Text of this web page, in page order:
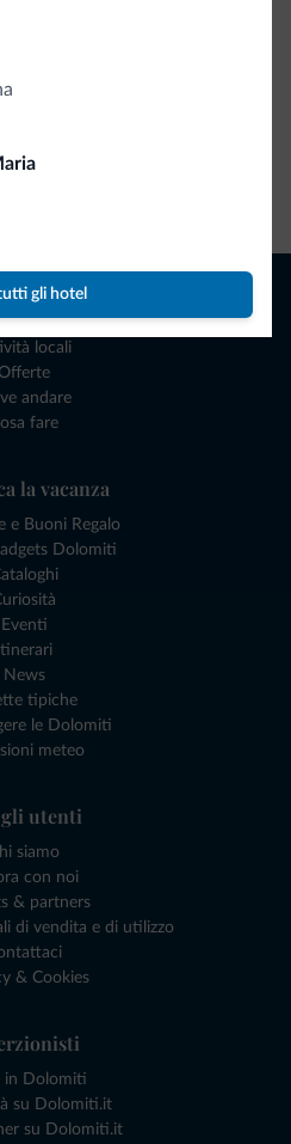
gli hotel
dormire
locali
Offerte
andare
fare
la vacanza
e Buoni Regalo
Dolomiti
Eventi
Itinerari
News
tipiche
le Dolomiti
meteo
gli utenti
siamo
con noi
& partners
di vendita e di utilizzo
& Cookies
in Dolomiti
su Dolomiti.it
su Dolomiti.it